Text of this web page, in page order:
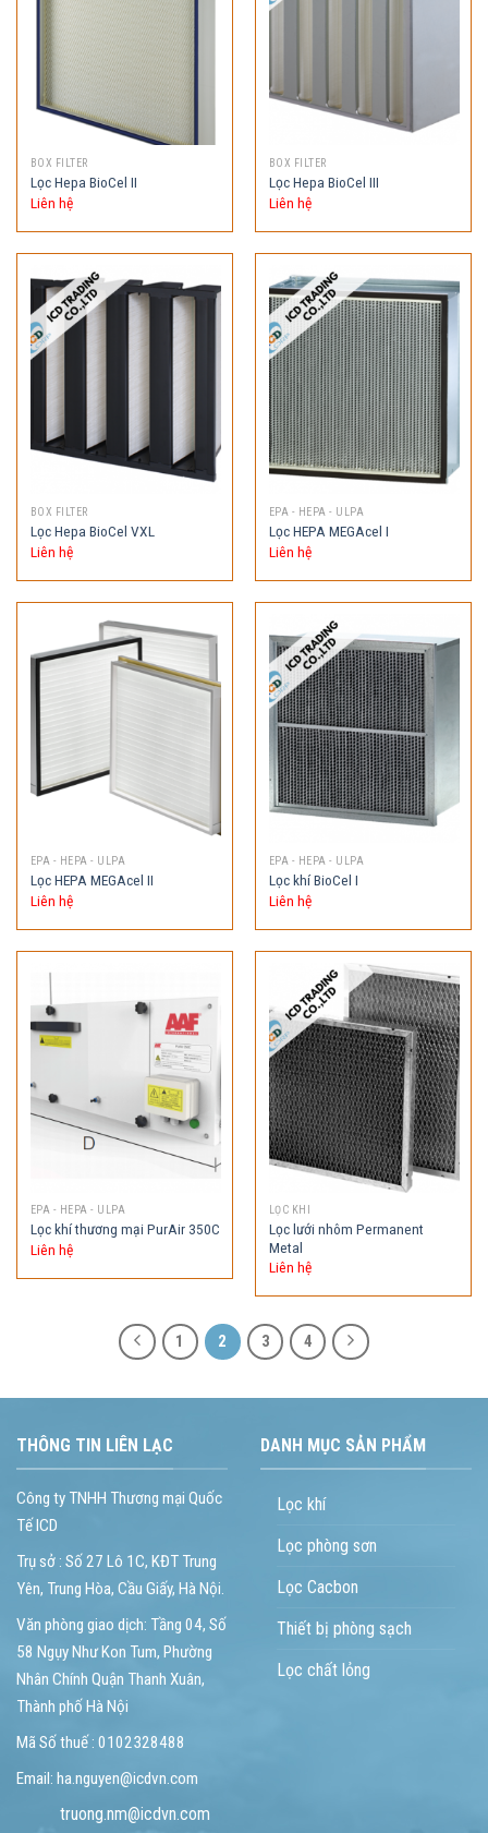
BOX FILTER
Lọc Hepa BioCel II
Liên hệ
BOX FILTER
Lọc Hepa BioCel III
Liên hệ
BOX FILTER
Lọc Hepa BioCel VXL
Liên hệ
EPA - HEPA - ULPA
Lọc HEPA MEGAcel I
Liên hệ
EPA - HEPA - ULPA
Lọc HEPA MEGAcel II
Liên hệ
EPA - HEPA - ULPA
Lọc khí BioCel I
Liên hệ
EPA - HEPA - ULPA
Lọc khí thương mại PurAir 350C
Liên hệ
LỌC KHI
Lọc lưới nhôm Permanent
Metal
Liên hệ
1 2 3 4
THÔNG TIN LIÊN LẠC
Công ty TNHH Thương mại Quốc
Tế ICD
Trụ sở : Số 27 Lô 1C, KĐT Trung
Yên, Trung Hòa, Cầu Giấy, Hà Nội.
Văn phòng giao dịch: Tầng 04, Số
58 Ngụy Như Kon Tum, Phường
Nhân Chính Quận Thanh Xuân,
Thành phố Hà Nội
Mã Số thuế : 0102328488
Email: ha.nguyen@icdvn.com
truong.nm@icdvn.com
DANH MỤC SẢN PHẨM
Lọc khí
Lọc phòng sơn
Lọc Cacbon
Thiết bị phòng sạch
Lọc chất lỏng